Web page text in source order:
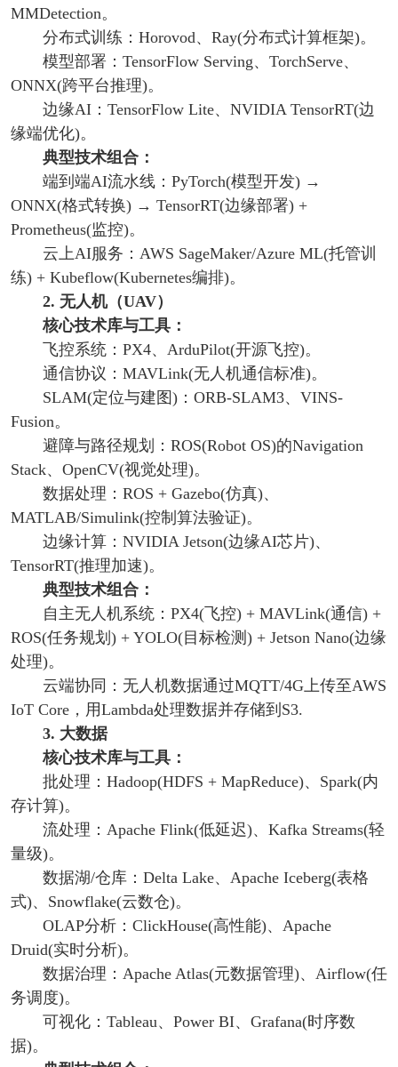
MMDetection。
分布式训练：Horovod、Ray(分布式计算框架)。
模型部署：TensorFlow Serving、TorchServe、
ONNX(跨平台推理)。
边缘AI：TensorFlow Lite、NVIDIA TensorRT(边
缘端优化)。
典型技术组合：
端到端AI流水线：PyTorch(模型开发) →
ONNX(格式转换) → TensorRT(边缘部署) +
Prometheus(监控)。
云上AI服务：AWS SageMaker/Azure ML(托管训
练) + Kubeflow(Kubernetes编排)。
2. 无人机（UAV）
核心技术库与工具：
飞控系统：PX4、ArduPilot(开源飞控)。
通信协议：MAVLink(无人机通信标准)。
SLAM(定位与建图)：ORB-SLAM3、VINS-
Fusion。
避障与路径规划：ROS(Robot OS)的Navigation
Stack、OpenCV(视觉处理)。
数据处理：ROS + Gazebo(仿真)、
MATLAB/Simulink(控制算法验证)。
边缘计算：NVIDIA Jetson(边缘AI芯片)、
TensorRT(推理加速)。
典型技术组合：
自主无人机系统：PX4(飞控) + MAVLink(通信) +
ROS(任务规划) + YOLO(目标检测) + Jetson Nano(边缘
处理)。
云端协同：无人机数据通过MQTT/4G上传至AWS
IoT Core，用Lambda处理数据并存储到S3.
3. 大数据
核心技术库与工具：
批处理：Hadoop(HDFS + MapReduce)、Spark(内
存计算)。
流处理：Apache Flink(低延迟)、Kafka Streams(轻
量级)。
数据湖/仓库：Delta Lake、Apache Iceberg(表格
式)、Snowflake(云数仓)。
OLAP分析：ClickHouse(高性能)、Apache
Druid(实时分析)。
数据治理：Apache Atlas(元数据管理)、Airflow(任
务调度)。
可视化：Tableau、Power BI、Grafana(时序数
据)。